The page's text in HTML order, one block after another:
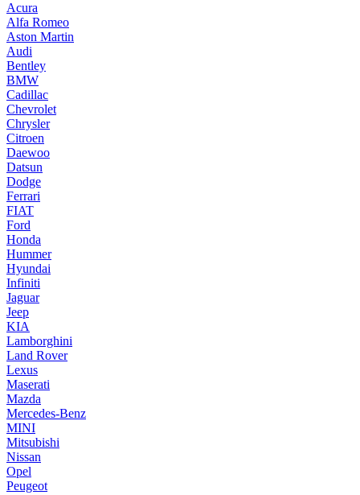
Acura
Alfa Romeo
Aston Martin
Audi
Bentley
BMW
Cadillac
Chevrolet
Chrysler
Citroen
Daewoo
Datsun
Dodge
Ferrari
FIAT
Ford
Honda
Hummer
Hyundai
Infiniti
Jaguar
Jeep
KIA
Lamborghini
Land Rover
Lexus
Maserati
Mazda
Mercedes-Benz
MINI
Mitsubishi
Nissan
Opel
Peugeot